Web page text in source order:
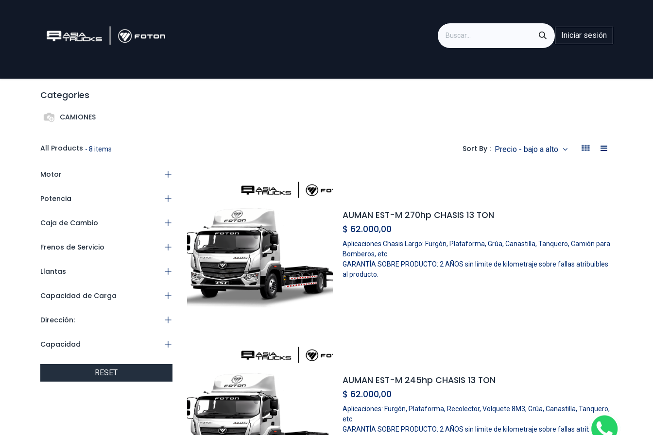
Iniciar sesión
Categories
CAMIONES
All Products - 8 items Sort By : Precio - bajo a alto
Motor
Potencia
Caja de Cambio
Frenos de Servicio
Llantas
Capacidad de Carga
Dirección:
Capacidad
RESET
AUMAN EST-M 270hp CHASIS 13 TON
$ 62.000,00
Aplicaciones Chasis Largo: Furgón, Plataforma, Grúa, Canastilla, Tanquero, Camión para
Bomberos, etc.
GARANTÍA SOBRE PRODUCTO: 2 AÑOS sin límite de kilometraje sobre fallas atribuibles
al producto.
AUMAN EST-M 245hp CHASIS 13 TON
$ 62.000,00
Aplicaciones: Furgón, Plataforma, Recolector, Volquete 8M3, Grúa, Canastilla, Tanquero,
etc.
GARANTÍA SOBRE PRODUCTO: 2 AÑOS sin límite de kilometraje sobre fallas atribuibles